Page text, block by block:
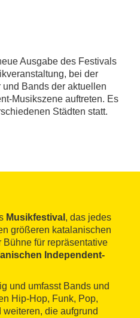
Ausgabe des Festivals
bei der
Bands der aktuellen
Musikszene auftreten. Es
Städten statt.
Musikfestival , das jedes
größeren katalanischen
Bühne für repräsentative
Independent-
und umfasst Bands und
Hip-Hop, Funk, Pop,
weiteren, die aufgrund